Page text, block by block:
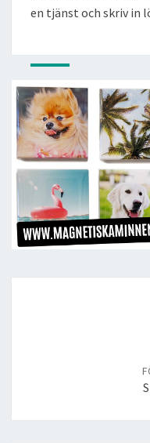
en tjänst och skriv in